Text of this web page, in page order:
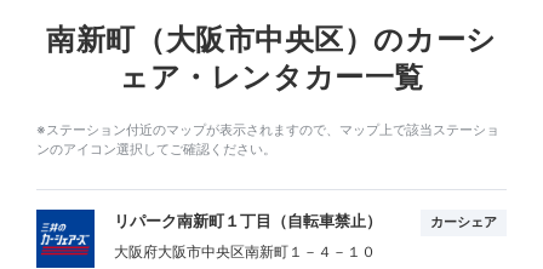
南新町（大阪市中央区）のカーシ
ェア・レンタカー一覧
※ステーション付近のマップが表示されますので、マップ上で該当ステーショ
ンのアイコン選択してご確認ください。
リパーク南新町１丁目（自転車禁止） カーシェア
大阪府大阪市中央区南新町１－４－１０
特集
アプリの使い方